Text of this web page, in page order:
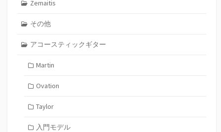
Zemaitis
その他
アコースティックギター
Martin
Ovation
Taylor
入門モデル